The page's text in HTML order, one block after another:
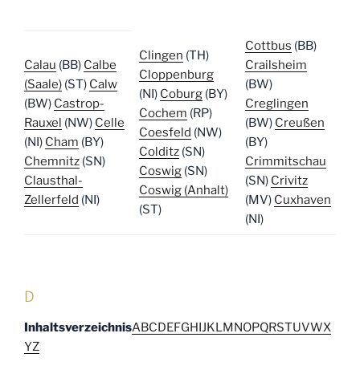
Calau (BB) Calbe
(Saale) (ST) Calw
(BW) Castrop-
Rauxel (NW) Celle
(NI) Cham (BY)
Chemnitz (SN)
Clausthal-
Zellerfeld (NI)
Clingen (TH)
Cloppenburg
(NI) Coburg(BY)
Cochem (RP)
Coesfeld (NW)
Colditz(SN)
Coswig(SN)
Coswig (Anhalt)
(ST)
Cottbus (BB)
Crailsheim
(BW)
Creglingen
(BW) Creußen
(BY)
Crimmitschau
(SN) Crivitz
(MV) Cuxhaven
(NI)
D
InhaltsverzeichnisABCDEFGHIJKLMNOPQRSTUVWX
YZ